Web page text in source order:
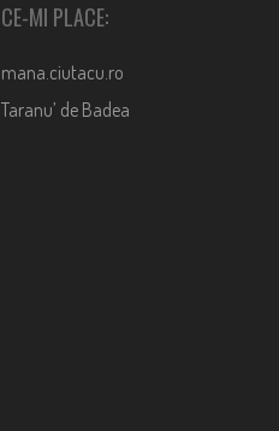
CE-MI PLACE:
mana.ciutacu.ro
Taranu’ de Badea